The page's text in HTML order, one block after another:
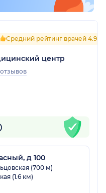
Средний рейтинг врачей 4.9
центр
отзывов
д 100
(700 м)
(1.6 км)